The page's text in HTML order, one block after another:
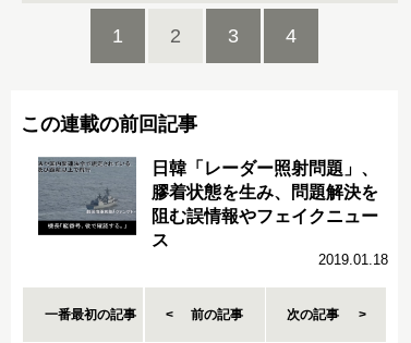
1 2 3 4
この連載の前回記事
日韓「レーダー照射問題」、
膠着状態を生み、問題解決を
阻む誤情報やフェイクニュー
ス
2019.01.18
一番最初の記事 前の記事 次の記事